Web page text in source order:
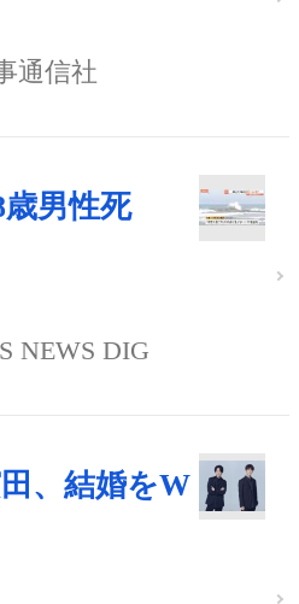
通信社
男性死
NEWS DIG
、結婚をW